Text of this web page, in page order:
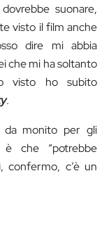
suonare,
visto il film anche
dire mi abbia
che mi ha soltanto
visto ho subito
.
da monito per gli
è che “potrebbe
confermo, c’è un